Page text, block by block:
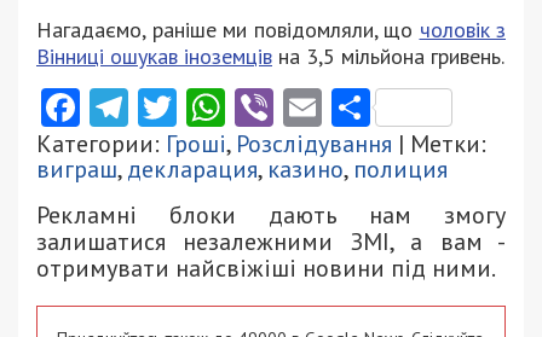
Нагадаємо, раніше ми повідомляли, що чоловік з
Вінниці ошукав іноземців на 3,5 мільйона гривень.
Facebook
Telegram
Twitter
WhatsApp
ViberEmail
Категории: Гроші, Розслідування | Метки:
виграш,декларация, казино, полиция
Рекламні блоки дають нам змогу
залишатися незалежними ЗМІ, а вам -
отримувати найсвіжіші новини під ними.